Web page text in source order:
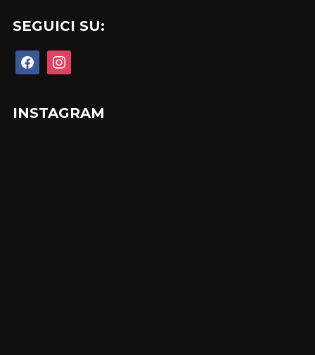
SEGUICI SU:
facebookinstagram
INSTAGRAM